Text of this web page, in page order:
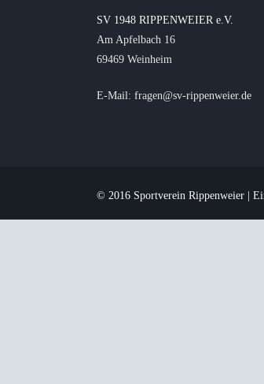
SV 1948 RIPPENWEIER e.V.
Am Apfelbach 16
69469 Weinheim
E-Mail: fragen@sv-rippenweier.de
© 2016 Sportverein Rippenweier |